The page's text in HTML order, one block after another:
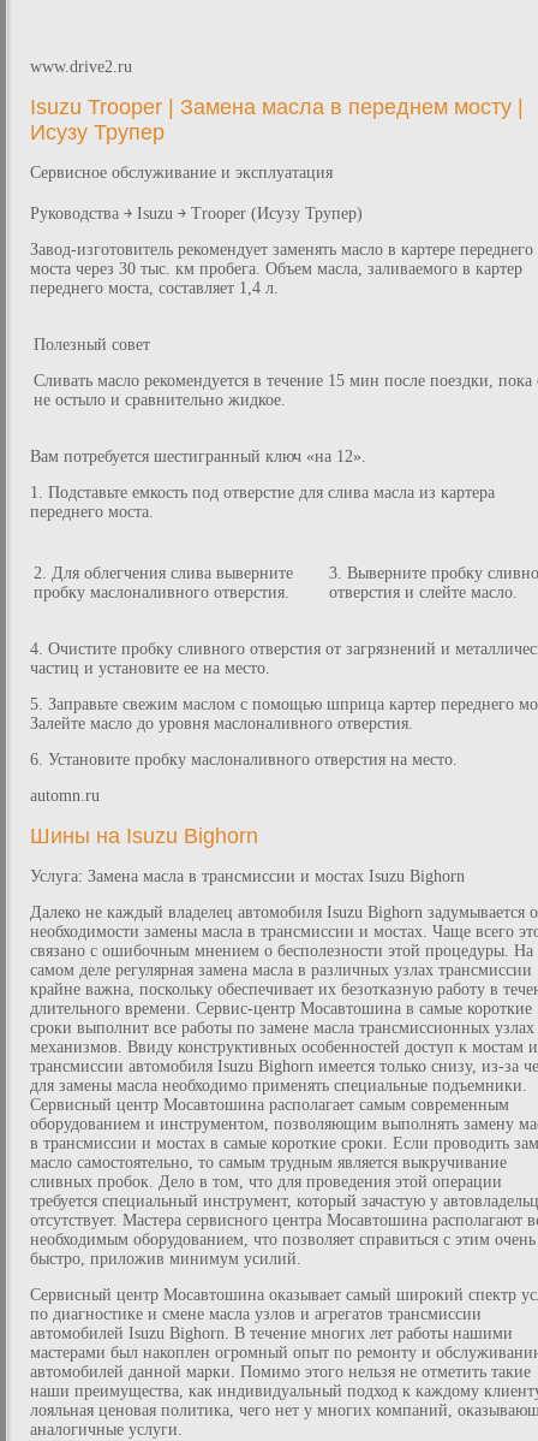
www.drive2.ru
Isuzu Trooper | Замена масла в переднем мосту |
Исузу Трупер
Сервисное обслуживание и эксплуатация
Руководства ￫ Isuzu ￫ Trooper (Исузу Трупер)
Завод-изготовитель рекомендует заменять масло в картере переднего
моста через 30 тыс. км пробега. Объем масла, заливаемого в картер
переднего моста, составляет 1,4 л.
Полезный совет
Сливать масло рекомендуется в течение 15 мин после поездки, пока
не остыло и сравнительно жидкое.
Вам потребуется шестигранный ключ «на 12».
1. Подставьте емкость под отверстие для слива масла из картера
переднего моста.
2. Для облегчения слива выверните
пробку маслоналивного отверстия.
3. Выверните пробку
отверстия и слейте масло.
4. Очистите пробку сливного отверстия от загрязнений и
частиц и установите ее на место.
5. Заправьте свежим маслом с помощью шприца картер переднего
Залейте масло до уровня маслоналивного отверстия.
6. Установите пробку маслоналивного отверстия на место.
automn.ru
Шины на Isuzu Bighorn
Услуга: Замена масла в трансмиссии и мостах Isuzu Bighorn
Далеко не каждый владелец автомобиля Isuzu Bighorn задумывается о
необходимости замены масла в трансмиссии и мостах. Чаще всего
связано с ошибочным мнением о бесполезности этой процедуры. На
самом деле регулярная замена масла в различных узлах трансмиссии
крайне важна, поскольку обеспечивает их безотказную работу в
длительного времени. Сервис-центр Мосавтошина в самые короткие
сроки выполнит все работы по замене масла трансмиссионных
механизмов. Ввиду конструктивных особенностей доступ к мостам и
трансмиссии автомобиля Isuzu Bighorn имеется только снизу, из-за
для замены масла необходимо применять специальные подъемники.
Сервисный центр Мосавтошина располагает самым современным
оборудованием и инструментом, позволяющим выполнять замену
в трансмиссии и мостах в самые короткие сроки. Если проводить
масло самостоятельно, то самым трудным является выкручивание
сливных пробок. Дело в том, что для проведения этой операции
требуется специальный инструмент, который зачастую у
отсутствует. Мастера сервисного центра Мосавтошина располагают
необходимым оборудованием, что позволяет справиться с этим очень
быстро, приложив минимум усилий.
Сервисный центр Мосавтошина оказывает самый широкий спектр
по диагностике и смене масла узлов и агрегатов трансмиссии
автомобилей Isuzu Bighorn. В течение многих лет работы нашими
мастерами был накоплен огромный опыт по ремонту и
автомобилей данной марки. Помимо этого нельзя не отметить такие
наши преимущества, как индивидуальный подход к каждому
лояльная ценовая политика, чего нет у многих компаний,
аналогичные услуги.